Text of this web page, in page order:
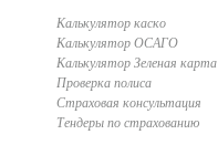
Калькулятор каско
Калькулятор ОСАГО
Калькулятор Зеленая карта
Проверка полиса
Страховая консультация
Тендеры по страхованию